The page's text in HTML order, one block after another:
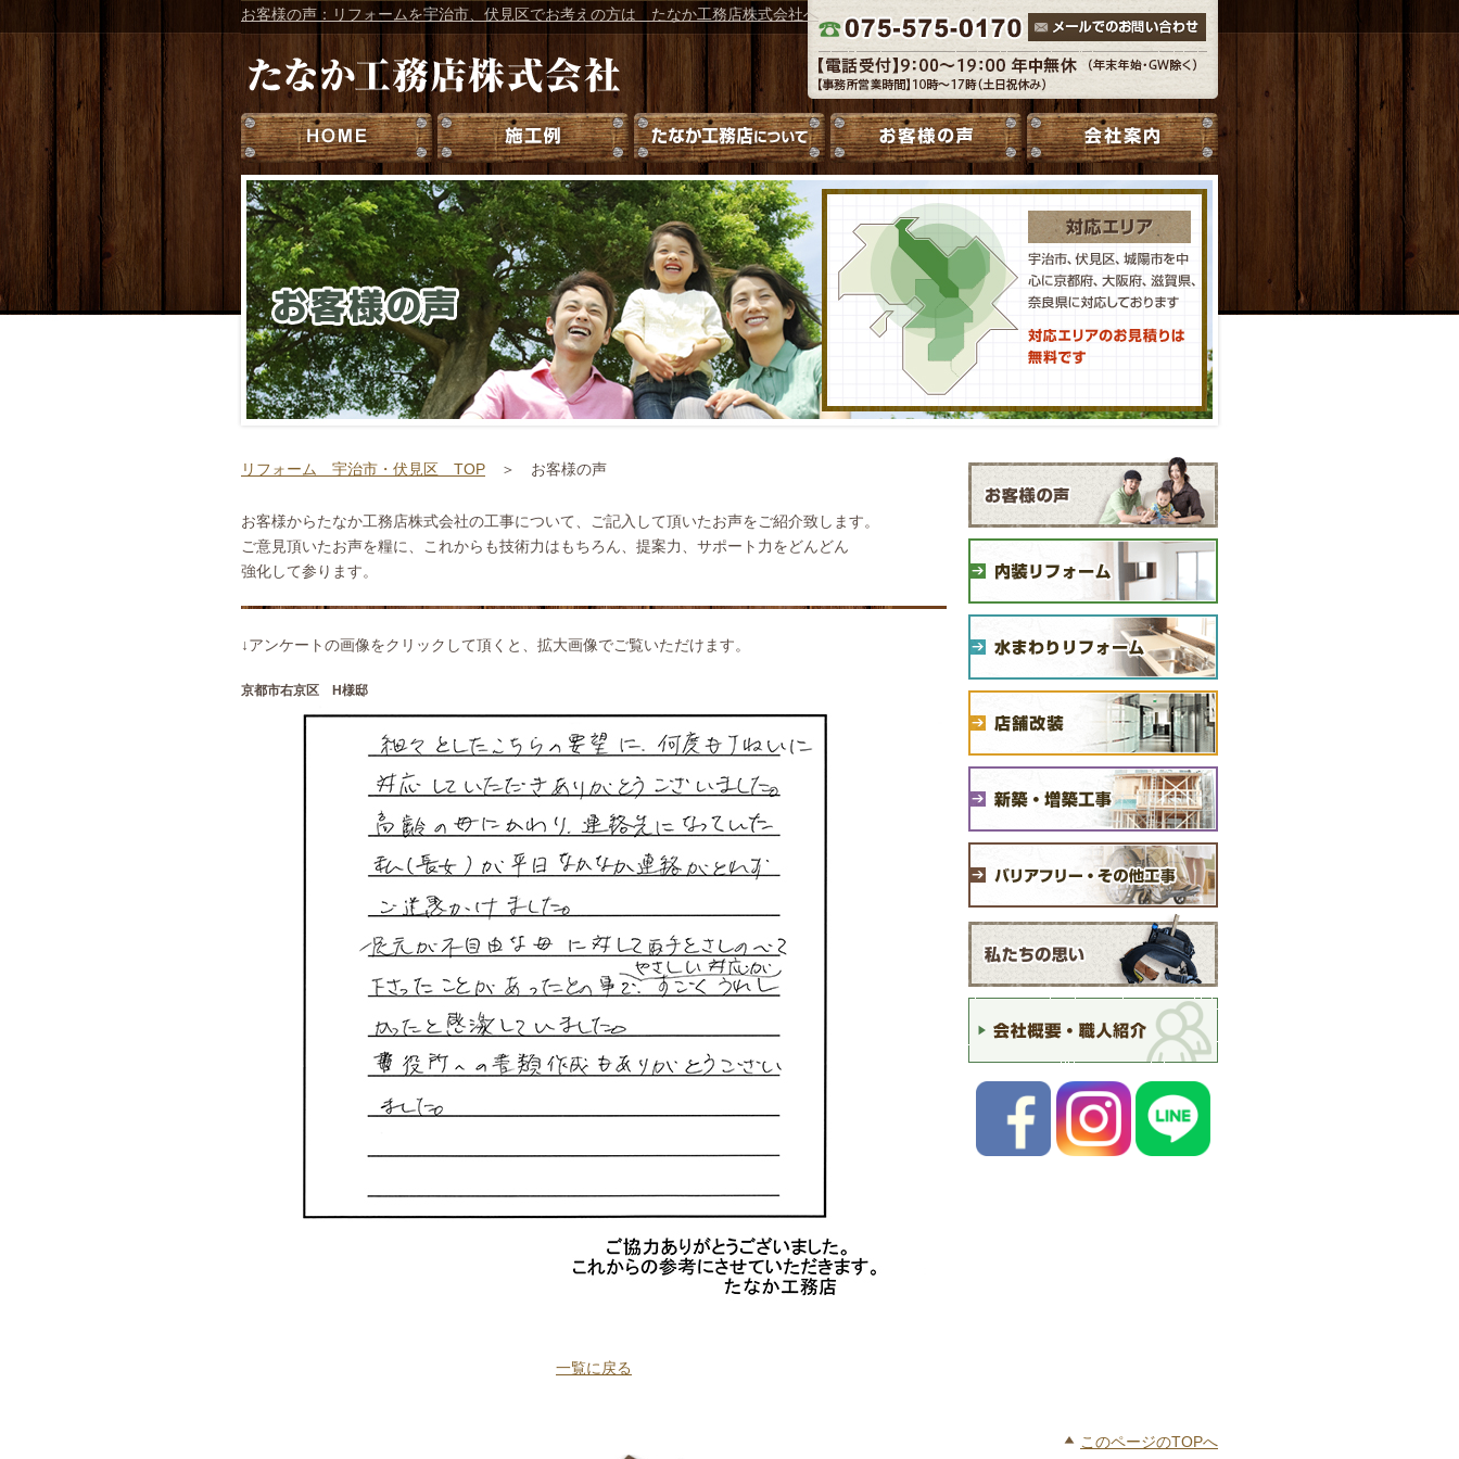
お客様の声：リフォームを宇治市、伏見区でお考えの方は たなか工務店株式会社へ
リフォーム 宇治市・伏見区 TOP ＞ お客様の声
お客様からたなか工務店株式会社の工事について、ご記入して頂いたお声をご紹介致します。
ご意見頂いたお声を糧に、これからも技術力はもちろん、提案力、サポート力をどんどん
強化して参ります。
↓アンケートの画像をクリックして頂くと、拡大画像でご覧いただけます。
京都市右京区 H様邸
一覧に戻る
このページのTOPへ